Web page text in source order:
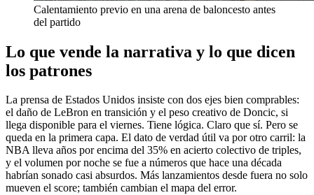
Calentamiento previo en una arena de baloncesto antes
del partido
Lo que vende la narrativa y lo que dicen
los patrones
La prensa de Estados Unidos insiste con dos ejes bien comprables:
el daño de LeBron en transición y el peso creativo de Doncic, si
llega disponible para el viernes. Tiene lógica. Claro que sí. Pero se
queda en la primera capa. El dato de verdad útil va por otro carril: la
NBA lleva años por encima del 35% en acierto colectivo de triples,
y el volumen por noche se fue a números que hace una década
habrían sonado casi absurdos. Más lanzamientos desde fuera no solo
mueven el score; también cambian el mapa del error.